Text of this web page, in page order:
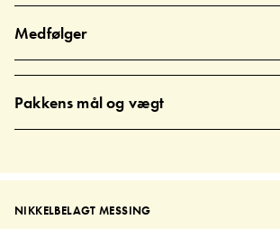
Medfølger
Pakkens mål og vægt
NIKKELBELAGT MESSING